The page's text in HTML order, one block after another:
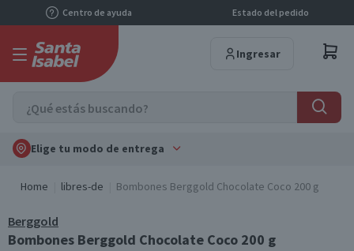
Centro de ayuda Estado del pedido
Ingresar
Elige tu modo de entrega
Home libres-de Bombones Berggold Chocolate Coco 200 g
Berggold
Bombones Berggold Chocolate Coco 200 g